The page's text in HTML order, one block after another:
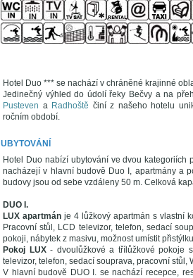
Hotel Duo *** se nachází v chráněné krajinné
Jedinečný výhled do údolí řeky Bečvy a na
Pusteven a Radhoště činí z našeho hotelu
ročním období.
UBYTOVÁNÍ
Hotel Duo nabízí ubytování ve dvou
nacházejí v hlavní budově Duo I, apartmány a
budovy jsou od sebe vzdáleny 50 m. Celková
DUO I.
LUX apartmán je 4 lůžkový apartmán s vlastní
Pracovní stůl, LCD televizor, telefon, sedací
pokoji, nábytek z masivu, možnost umístit
Pokoj LUX- dvoulůžkové a třílůžkové pokoje
televizor, telefon, sedací souprava, pracovní stůl,
V hlavní budově DUO I. se nachází recepce,